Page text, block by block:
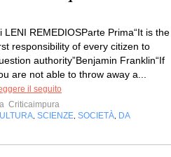
LENI REMEDIOSParte Prima“It is the
responsibility of every citizen to
authority”Benjamin Franklin“If
are not able to throw away a...
il seguito
Criticaimpura
SCIENZE SOCIETÀ DA